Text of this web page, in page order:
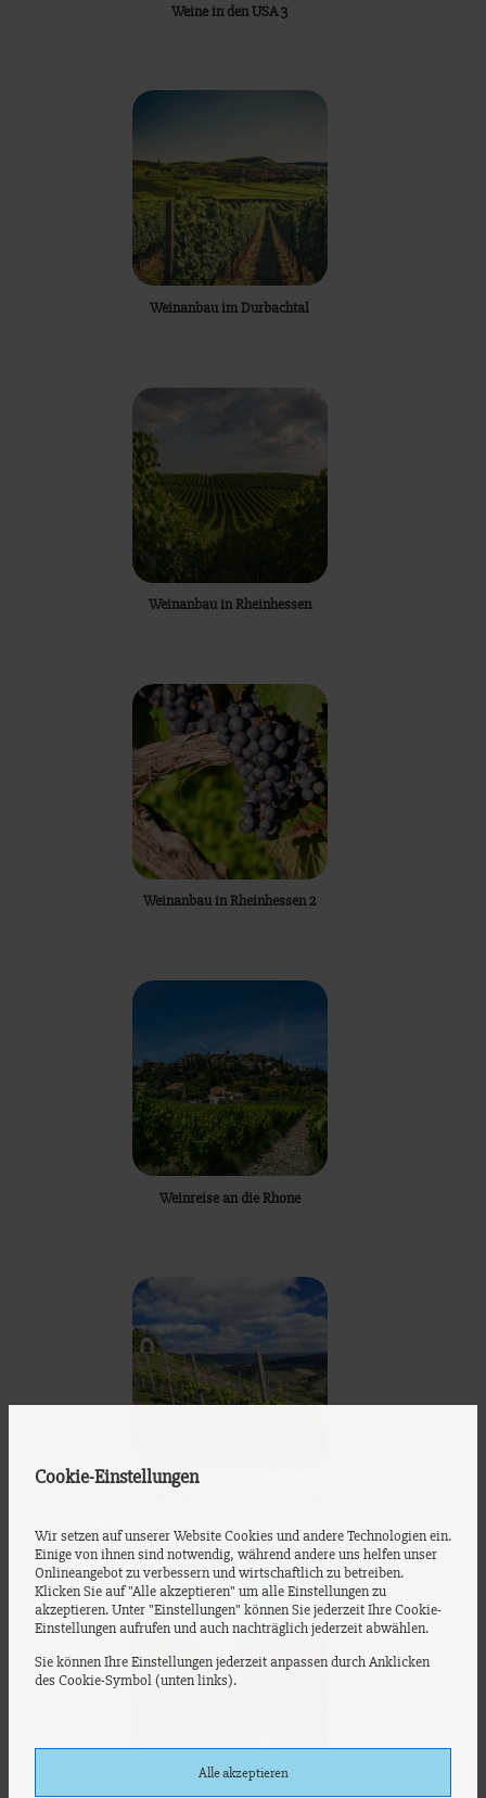
Weine in den USA 3
Weinanbau im Durbachtal
Weinanbau in Rheinhessen
Weinanbau in Rheinhessen 2
Weinreise an die Rhone
Cookie-Einstellungen
Wir setzen auf unserer Website Cookies und andere Technologien ein.
Einige von ihnen sind notwendig, während andere uns helfen unser
Onlineangebot zu verbessern und wirtschaftlich zu betreiben.
Klicken Sie auf "Alle akzeptieren" um alle Einstellungen zu
akzeptieren. Unter "Einstellungen" können Sie jederzeit Ihre Cookie-
Einstellungen aufrufen und auch nachträglich jederzeit abwählen.
Sie können Ihre Einstellungen jederzeit anpassen durch Anklicken
des Cookie-Symbol (unten links).
Alle akzeptieren